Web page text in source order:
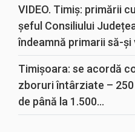
VIDEO. Timiș: primării
șeful Consiliului
îndeamnă primarii să-și
Timișoara: se acordă
zboruri întârziate –
de până la 1.500...